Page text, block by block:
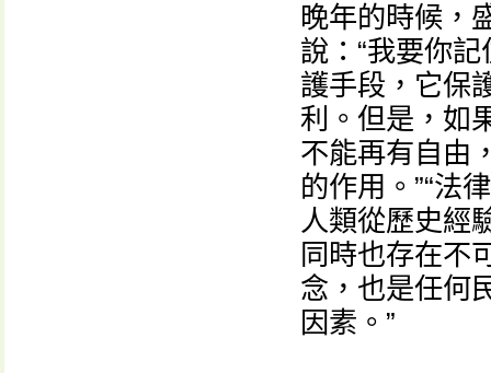
晚年的時候，
說：“我要你
護手段，它保
利。但是，如
不能再有自由
的作用。”“法
人類從歷史經
同時也存在不
念，也是任何
因素。”